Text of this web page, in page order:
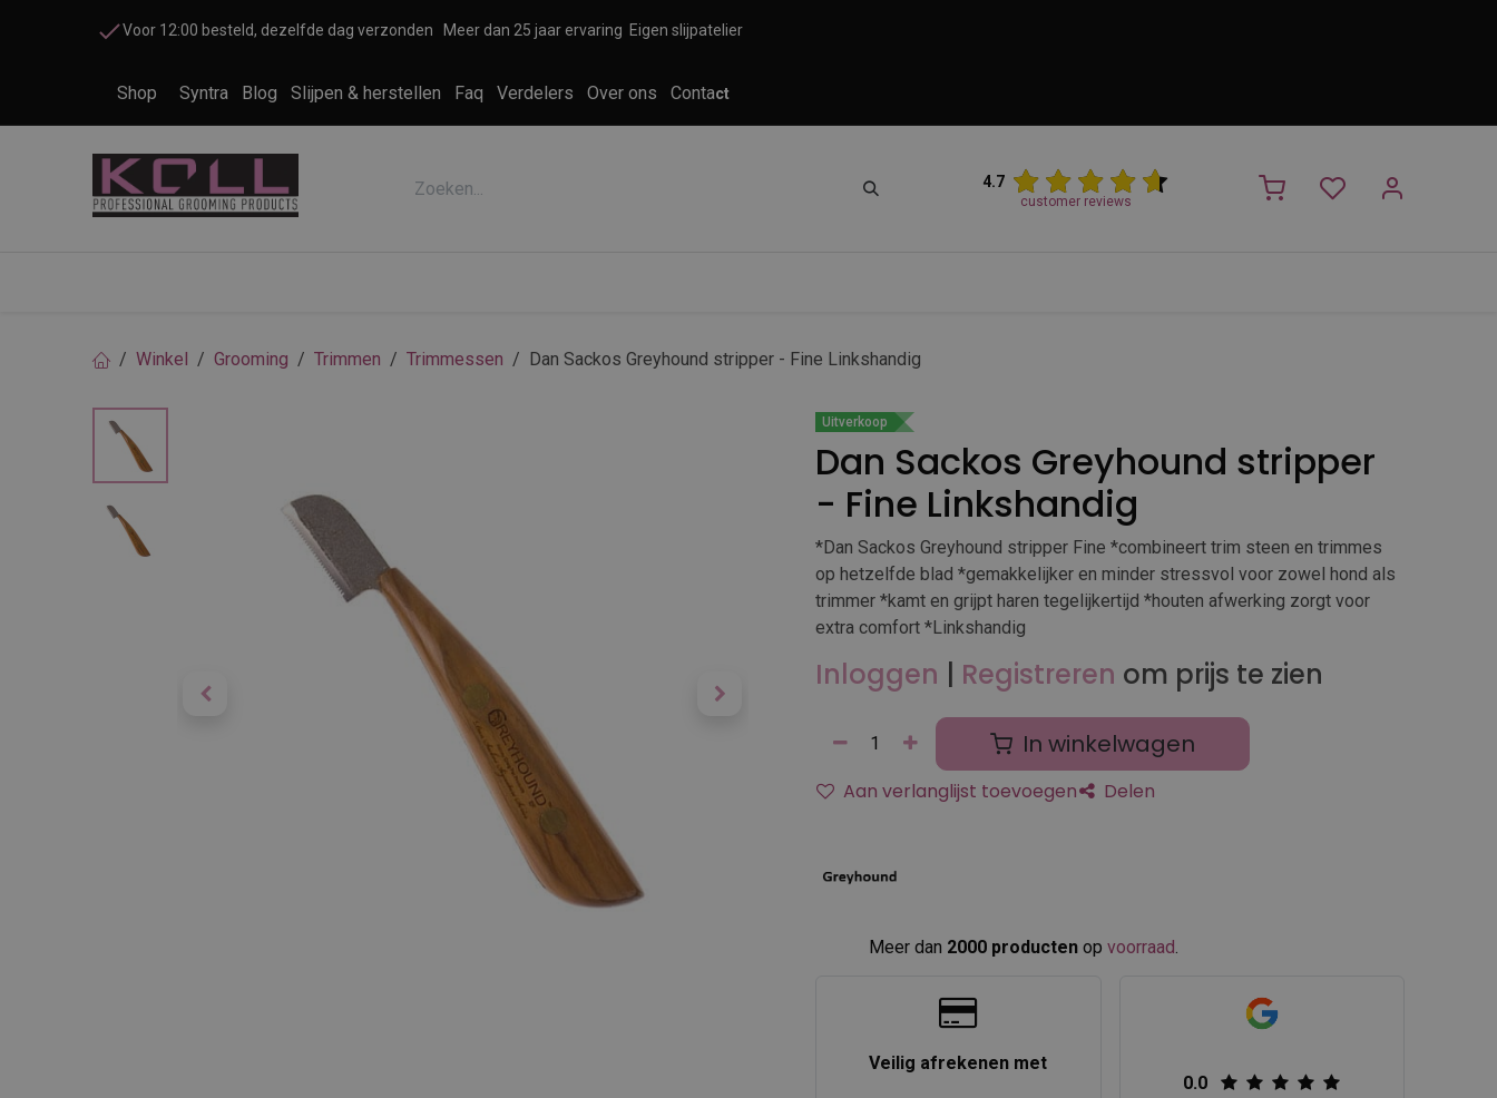
Voor 12:00 besteld, dezelfde dag verzonden Meer dan 25 jaar ervaring Eigen slijpatelier
Shop Syntra Blog Slijpen & herstellen Faq Verdelers Over ons Contact
4.7
customer reviews
Winkel Grooming Trimmen Trimmessen Dan Sackos Greyhound stripper - Fine Linkshandig
Uitverkoop
Dan Sackos Greyhound stripper
- Fine Linkshandig
*Dan Sackos Greyhound stripper Fine *combineert trim steen en trimmes
op hetzelfde blad *gemakkelijker en minder stressvol voor zowel hond als
trimmer *kamt en grijpt haren tegelijkertijd *houten afwerking zorgt voor
extra comfort *Linkshandig
Inloggen | Registreren om prijs te zien
In winkelwagen
Aan verlanglijst toevoegen Delen
Meer dan 2000 producten op voorraad
Veilig afrekenen met
0.0